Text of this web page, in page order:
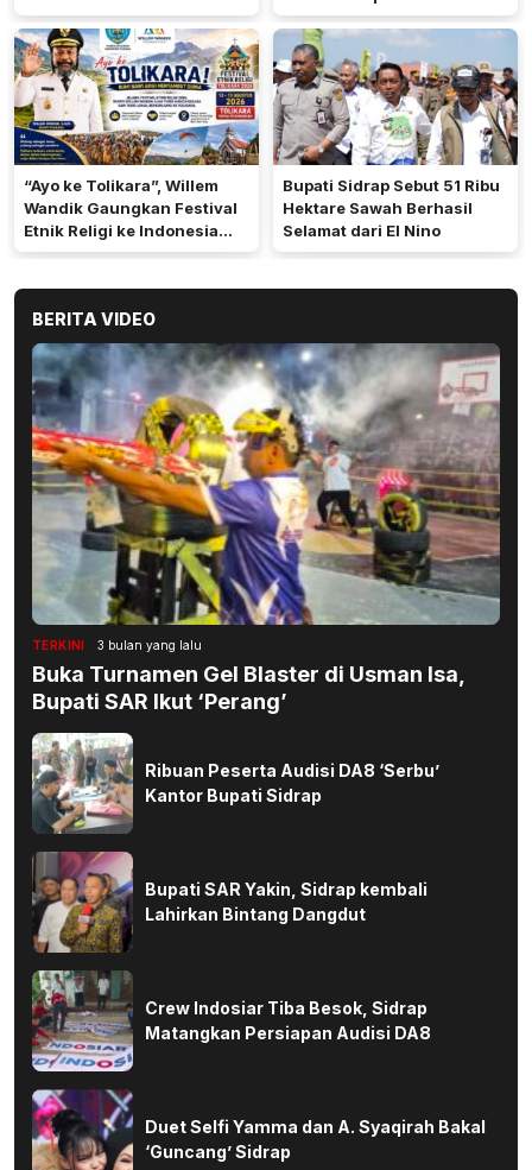
Terbukti Akan Diproses
“Ayo ke Tolikara”, Willem
Wandik Gaungkan Festival
Etnik Religi ke Indonesia
dan Dunia
Bupati Sidrap Sebut 51 Ribu
Hektare Sawah Berhasil
Selamat dari El Nino
BERITA VIDEO
TERKINI 3 bulan yang lalu
Buka Turnamen Gel Blaster di Usman Isa,
Bupati SAR Ikut ‘Perang’
Ribuan Peserta Audisi DA8 ‘Serbu’
Kantor Bupati Sidrap
Bupati SAR Yakin, Sidrap kembali
Lahirkan Bintang Dangdut
Crew Indosiar Tiba Besok, Sidrap
Matangkan Persiapan Audisi DA8
Duet Selfi Yamma dan A. Syaqirah Bakal
‘Guncang’ Sidrap